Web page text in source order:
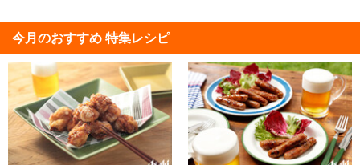
今月のおすすめ 特集レシピ